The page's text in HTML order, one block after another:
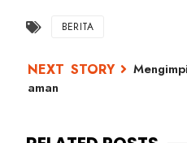
BERITA
aman